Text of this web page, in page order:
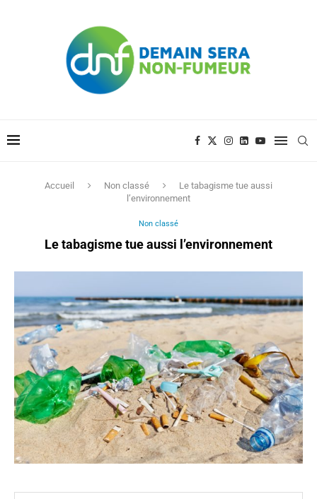
Accueil Non classé
Le tabagisme tue aussi
l’environnement
Non classé
Le tabagisme tue aussi l’environnement